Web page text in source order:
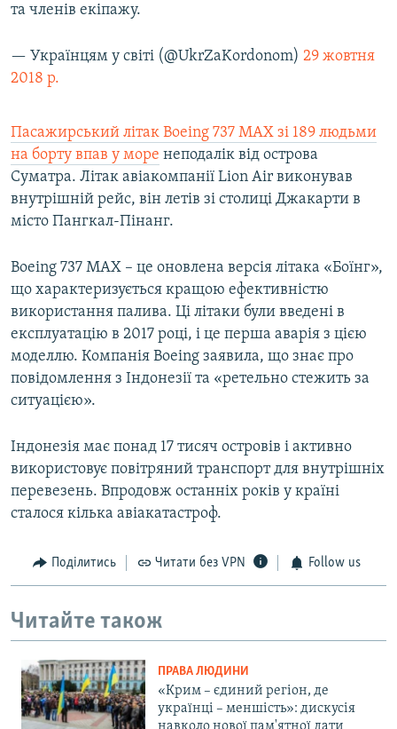
та членів екіпажу.
— Українцям у світі (@UkrZaKordonom) 29 жовтня
2018 р.
Пасажирський літак Boeing 737 MAX зі 189 людьми
на борту впав у море неподалік від острова
Суматра. Літак авіакомпанії Lion Air виконував
внутрішній рейс, він летів зі столиці Джакарти в
місто Пангкал-Пінанг.
Boeing 737 MAX – це оновлена версія літака «Боїнг»,
що характеризується кращою ефективністю
використання палива. Ці літаки були введені в
експлуатацію в 2017 році, і це перша аварія з цією
моделлю. Компанія Boeing заявила, що знає про
повідомлення з Індонезії та «ретельно стежить за
ситуацією».
Індонезія має понад 17 тисяч островів і активно
використовує повітряний транспорт для внутрішніх
перевезень. Впродовж останніх років у країні
сталося кілька авіакатастроф.
Поділитись Читати без VPN Follow us
Читайте також
ПРАВА ЛЮДИНИ
«Крим – єдиний регіон, де
українці – меншість»: дискусія